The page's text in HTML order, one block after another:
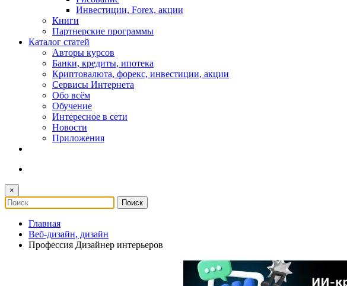
Инвестиции, Forex, акции
Книги
Партнерские программы
Каталог статей
Авторы курсов
Банки, кредиты, ипотека
Криптовалюта, форекс, инвестиции, акции
Сервисы Интернета
Обо всём
Обучение
Интересное в сети
Новости
Приложения
×
Главная
Веб-дизайн, дизайн
Профессия Дизайнер интерьеров